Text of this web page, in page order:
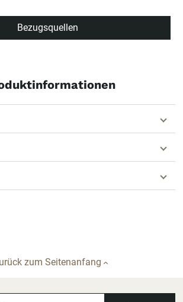
Bezugsquellen
zum Seitenanfang